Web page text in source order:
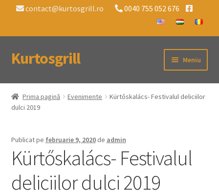
contact@kurtosgrill.ro 0040 755 052 676
Sari
la
Sari
la
Kurtosgrill Meniu
Home
Grătare kürtőskalács
Accesorii
Evenimente
Despre Noi
Prima pagină Evenimente
Kürtőskalács- Festivalul deliciilor
dulci 2019
Publicat pe februarie 9, 2020 de admin
Kürtőskalács- Festivalul
deliciilor dulci 2019